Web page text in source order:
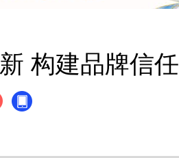
构建品牌信任